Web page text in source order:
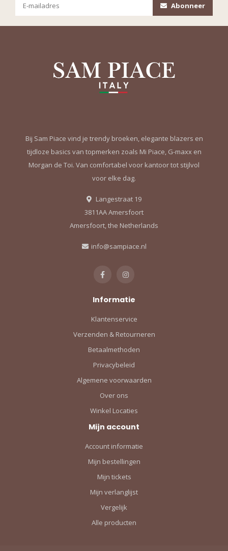
Abonneer
Bij Sam Piace vind je trendy broeken, elegante blazers en
tijdloze basics van topmerken zoals Mi Piace, G-maxx en
Morgan de Toi. Van comfortabel voor kantoor tot stijlvol
voor elke dag.
Langestraat 19
3811AA Amersfoort
Amersfoort, the Netherlands
info@sampiace.nl
Informatie
Klantenservice
Verzenden & Retourneren
Betaalmethoden
Privacybeleid
Algemene voorwaarden
Over ons
Winkel Locaties
Mijn account
Account informatie
Mijn bestellingen
Mijn tickets
Mijn verlanglijst
Vergelijk
Alle producten